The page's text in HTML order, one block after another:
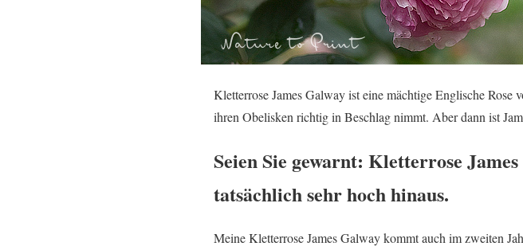
Kletterrose James Galway ist eine mächtige Englische
ihren Obelisken richtig in Beschlag nimmt. Aber dann ist
Seien Sie gewarnt: Kletterrose
tatsächlich sehr hoch hinaus.
Meine Kletterrose James Galway kommt auch im zweiten